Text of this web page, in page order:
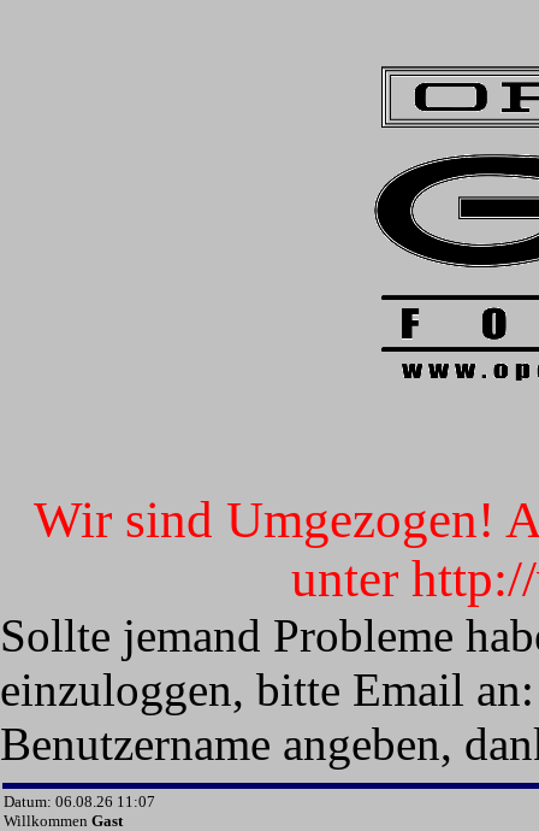
Wir sind Umgezogen!
unter
Sollte jemand Probleme
einzuloggen, bitte Email
Benutzername angeben,
Datum: 06.08.26 11:07
Willkommen Gast